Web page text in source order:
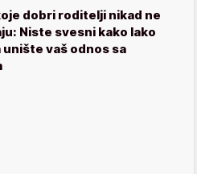
dobri roditelji nikad ne
Niste svesni kako lako
unište vaš odnos sa